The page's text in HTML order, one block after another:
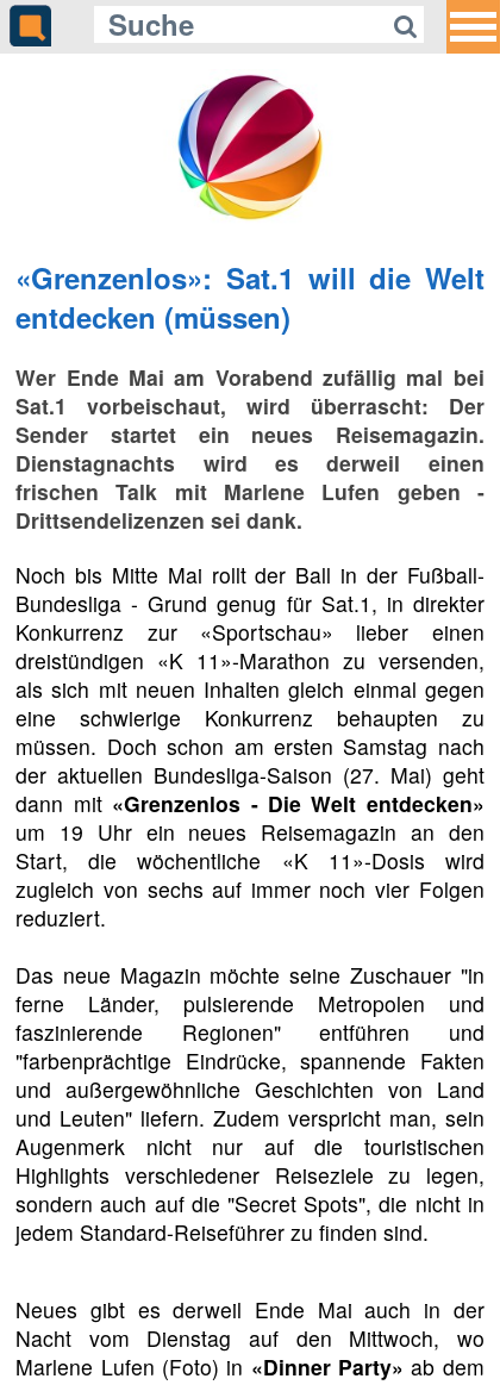
«Grenzenlos»: Sat.1 will die Welt
entdecken (müssen)
Wer Ende Mai am Vorabend zufällig mal bei
Sat.1 vorbeischaut, wird überrascht: Der
Sender startet ein neues Reisemagazin.
Dienstagnachts wird es derweil einen
frischen Talk mit Marlene Lufen geben -
Drittsendelizenzen sei dank.
Noch bis Mitte Mai rollt der Ball in der Fußball-
Bundesliga - Grund genug für Sat.1, in direkter
Konkurrenz zur «Sportschau» lieber einen
dreistündigen «K 11»-Marathon zu versenden,
als sich mit neuen Inhalten gleich einmal gegen
eine schwierige Konkurrenz behaupten zu
müssen. Doch schon am ersten Samstag nach
der aktuellen Bundesliga-Saison (27. Mai) geht
dann mit «Grenzenlos - Die Welt entdecken»
um 19 Uhr ein neues Reisemagazin an den
Start, die wöchentliche «K 11»-Dosis wird
zugleich von sechs auf immer noch vier Folgen
reduziert.
Das neue Magazin möchte seine Zuschauer "in
ferne Länder, pulsierende Metropolen und
faszinierende Regionen" entführen und
"farbenprächtige Eindrücke, spannende Fakten
und außergewöhnliche Geschichten von Land
und Leuten" liefern. Zudem verspricht man, sein
Augenmerk nicht nur auf die touristischen
Highlights verschiedener Reiseziele zu legen,
sondern auch auf die "Secret Spots", die nicht in
jedem Standard-Reiseführer zu finden sind.
Neues gibt es derweil Ende Mai auch in der
Nacht vom Dienstag auf den Mittwoch, wo
Marlene Lufen (Foto) in «Dinner Party» ab dem